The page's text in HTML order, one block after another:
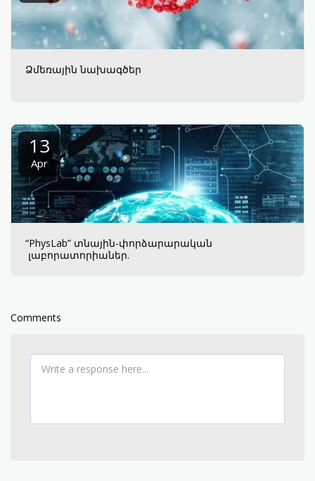
Ձմեռային նախագծեր
13
Apr
“PhysLab” տնային-փորձարարական
լաբորատորիաներ.
Comments